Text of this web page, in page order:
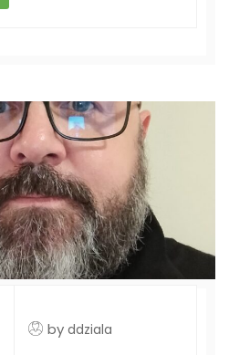
by ddziala